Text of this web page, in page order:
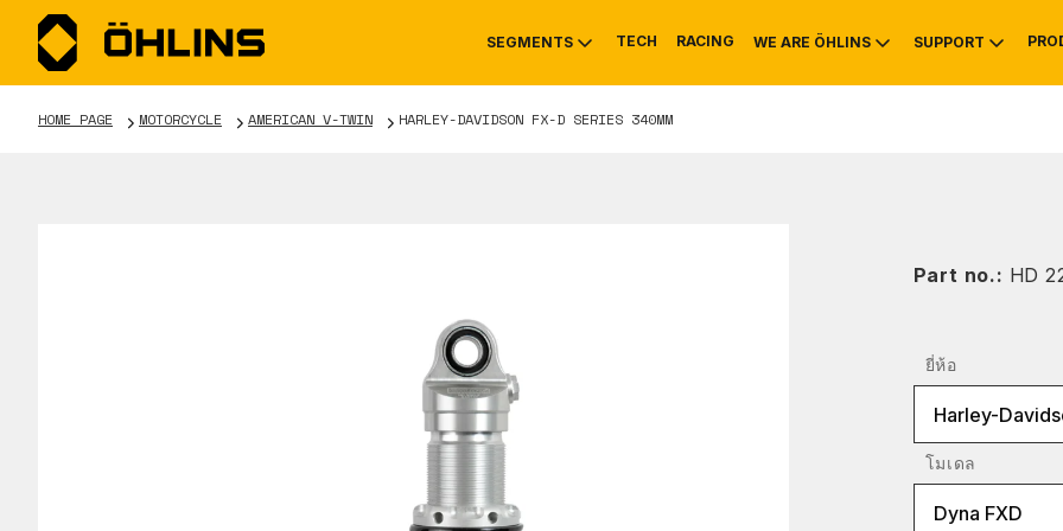
SEGMENTS
MOUNTAIN BIKE
TECH RACING WE ARE ÖHLINS
HISTORY
SUPPORT
SERVICE INFO &
HOME PAGE MOTORCYCLE AMERICAN V-TWIN HARLEY-DAVIDSON FX-D SERIES 340MM
Part no.: HD
ยี่ห้อ
Harley-
โมเดล
Dyna FXD